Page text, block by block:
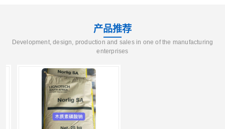
产品推荐
Development, design, production and sales in one of the manufacturing
enterprises